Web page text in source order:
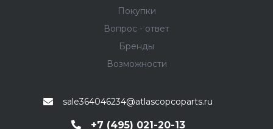
Покупки
Вопрос - ответ
Бренды
Возможности
sale364046234@atlascopcoparts.ru
+7 (495) 021-20-13